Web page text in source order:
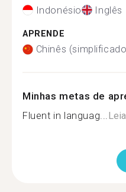
Indonésio Inglês
APRENDE
Chinês
Minhas metas de
Fluent in languag...